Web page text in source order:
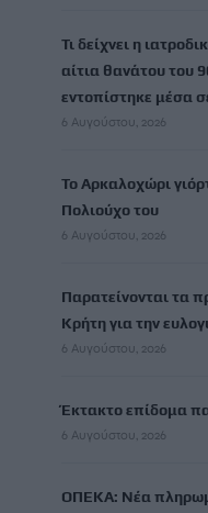
Τι δείχνει η
αίτια θανάτου του
εντοπίστηκε μέσα
6 Αυγούστου, 2026
Το Αρκαλοχώρι
Πολιούχο του
6 Αυγούστου, 2026
Παρατείνονται τα
Κρήτη για την
6 Αυγούστου, 2026
Έκτακτο επίδομα
6 Αυγούστου, 2026
ΟΠΕΚΑ: Νέα